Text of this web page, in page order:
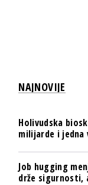
NAJNOVIJE
Holivudska
milijarde i jedna
Job hugging
drže sigurnosti,